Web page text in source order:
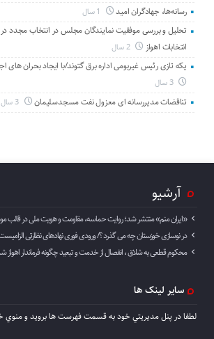
رسانه‌ها، جهادگران امید
تحلیل و بررسی موفقیت نمایندگان مجلس در انتخاب مجدد در
انتخابات اهواز
2 سال
یکه تازی رئیس غیربومی اداره برق گتوند/با ایجاد بحران های
3 سال
تناقضات مدیررسانه ای معزول نفت مسجدسلیمان 3 سال
آرشیو
«ایران منم» منتشر شد؛ روایت حماسه، مقاومت و هویت ملی در قالب
در نوسازی خوزستان چه می گذرد ؟/ ورودی فوری نهادهای نظارتی
محکوم قطعی به شلاق ، انفصال از خدمت و تبعید چگونه فرماندار اهواز
سایر لینک ها
لطفا در پنل مديريتي خود به قسمت فهرست ها برويد و منوي